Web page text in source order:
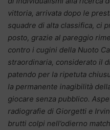
vittoria, arrivata dopo le
squadre di alta classifica, ci
posto, grazie al pareggio
contro i cugini della Nuoto
straordinaria, considerato il
patendo per la ripetuta
la permanente inagibilità
giocare senza pubblico.
radiografie di Giorgetti e
brutti colpi nell’odierno